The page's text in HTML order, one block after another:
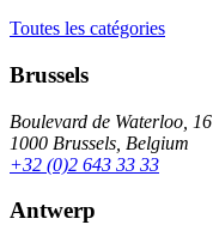
Toutes les catégories
Brussels
Boulevard de Waterloo, 16
1000 Brussels, Belgium
+32 (0)2 643 33 33
Antwerp